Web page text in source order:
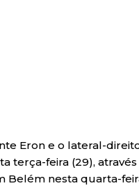
Eron e o lateral-
terça-feira (29),
nesta quarta-